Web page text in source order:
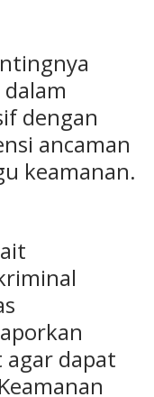
dengan
ancaman
keamanan.
dapat